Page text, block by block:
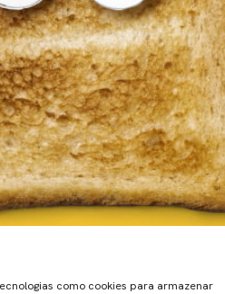
como cookies para armazenar
pela Europa depois de ter sido